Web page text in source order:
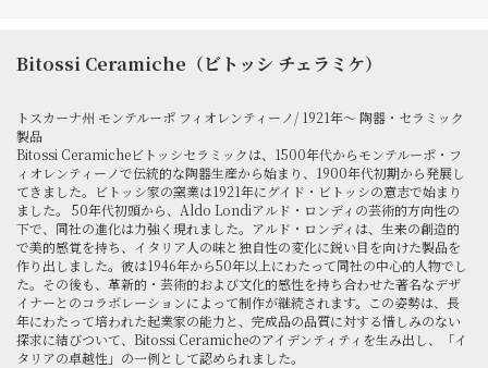
Bitossi Ceramiche（ビトッシ チェラミケ）
トスカーナ州 モンテルーポ フィオレンティーノ/ 1921年～ 陶器・セラミック
製品
Bitossi Ceramicheビトッシセラミックは、1500年代からモンテルーポ・フ
ィオレンティーノで伝統的な陶器生産から始まり、1900年代初期から発展し
てきました。ビトッシ家の窯業は1921年にグイド・ビトッシの意志で始まり
ました。 50年代初頭から、Aldo Londiアルド・ロンディの芸術的方向性の
下で、同社の進化は力強く現れました。アルド・ロンディは、生来の創造的
で美的感覚を持ち、イタリア人の味と独自性の変化に鋭い目を向けた製品を
作り出しました。彼は1946年から50年以上にわたって同社の中心的人物でし
た。その後も、革新的・芸術的および文化的感性を持ち合わせた著名なデザ
イナーとのコラボレーションによって制作が継続されます。この姿勢は、長
年にわたって培われた起業家の能力と、完成品の品質に対する惜しみのない
探求に結びついて、Bitossi Ceramicheのアイデンティティを生み出し、「イ
タリアの卓越性」の一例として認められました。